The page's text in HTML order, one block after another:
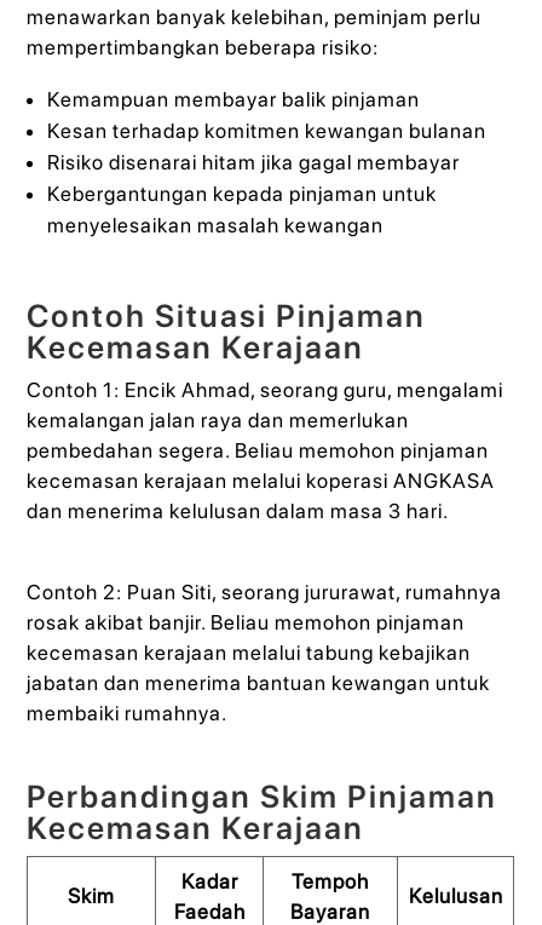
menawarkan banyak kelebihan, peminjam perlu
mempertimbangkan beberapa risiko:
Kemampuan membayar balik pinjaman
Kesan terhadap komitmen kewangan bulanan
Risiko disenarai hitam jika gagal membayar
Kebergantungan kepada pinjaman untuk
menyelesaikan masalah kewangan
Contoh Situasi Pinjaman
Kecemasan Kerajaan
Contoh 1: Encik Ahmad, seorang guru, mengalami
kemalangan jalan raya dan memerlukan
pembedahan segera. Beliau memohon pinjaman
kecemasan kerajaan melalui koperasi ANGKASA
dan menerima kelulusan dalam masa 3 hari.
Contoh 2: Puan Siti, seorang jururawat, rumahnya
rosak akibat banjir. Beliau memohon pinjaman
kecemasan kerajaan melalui tabung kebajikan
jabatan dan menerima bantuan kewangan untuk
membaiki rumahnya.
Perbandingan Skim Pinjaman
Kecemasan Kerajaan
Skim
Kadar
Faedah
Tempoh
Bayaran
Kelulusan